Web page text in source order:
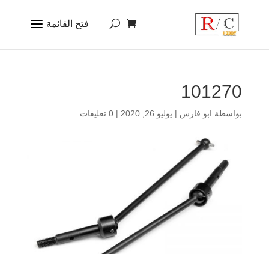
101270
بواسطة ابو فارس | يوليو 26, 2020 | 0 تعليقات